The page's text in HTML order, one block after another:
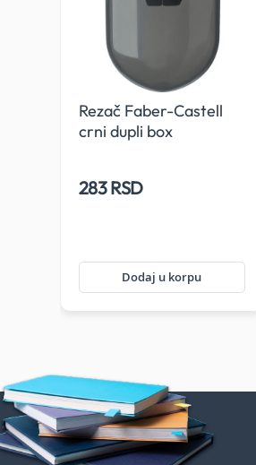
Rezač Faber-Castell
crni dupli box
283 RSD
Dodaj u korpu